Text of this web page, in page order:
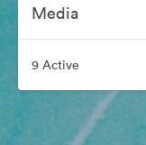
Media
9 Active